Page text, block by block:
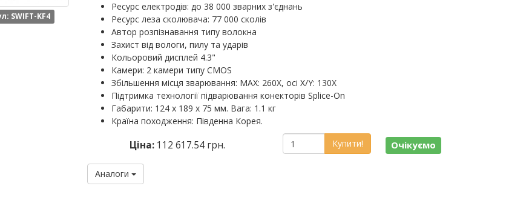
SWIFT-KF4
Ресурс електродів: до 38 000 зварних з'єднань
Ресурс леза сколювача: 77 000 сколів
Автор розпізнавання типу волокна
Захист від вологи, пилу та ударів
Кольоровий дисплей 4.3"
Камери: 2 камери типу CMOS
Збільшення місця зварювання: MAX: 260X, осі X/Y: 130X
Підтримка технології підварювання конекторів Splice-On
Габарити: 124 х 189 х 75 мм. Вага: 1.1 кг
Країна походження: Південна Корея.
Ціна: 112 617.54 грн.
Аналоги
Купити! Очікуємо